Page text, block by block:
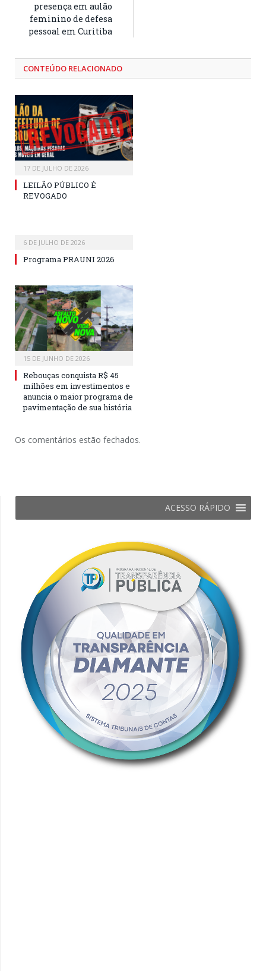
presença em aulão
feminino de defesa
pessoal em Curitiba
CONTEÚDO RELACIONADO
17 DE JULHO DE 2026
LEILÃO PÚBLICO É
REVOGADO
6 DE JULHO DE 2026
Programa PRAUNI 2026
15 DE JUNHO DE 2026
Rebouças conquista R$ 45
milhões em investimentos e
anuncia o maior programa de
pavimentação de sua história
Os comentários estão fechados.
ACESSO RÁPIDO